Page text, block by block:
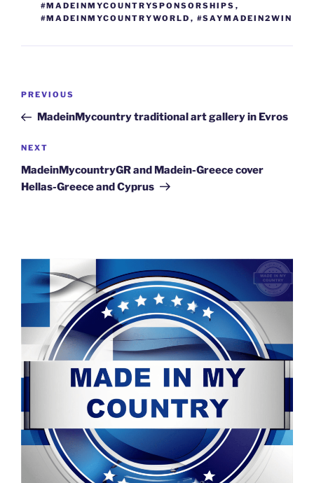
#MADEINMYCOUNTRYSPONSORSHIPS ,
#MADEINMYCOUNTRYWORLD , #SAYMADEIN2WIN
Post
Previous
Post
PREVIOUS
MadeinMycountry traditional art gallery in Evros
Next
Post
NEXT
MadeinMycountryGR and Madein-Greece cover
Hellas-Greece and Cyprus